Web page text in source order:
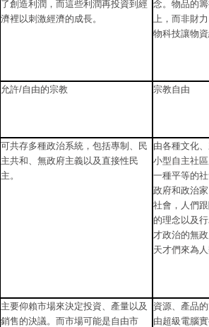
了創造利潤，而這些利潤再投資到經
濟裡以刺激經濟的成長。
念。物品的
上，而非財
物科技讓物
允許/自由的宗教 宗教自由
可共存多種政治系統，包括專制、民
主共和、無政府主義以及直接性民
主。
由各種文化
小型自主社
一種平等的
政府和政治
社會，人們
的理念以及
才政治的無
天才們來為
主要仰賴市場來決定投資、產量以及
銷售的決議。而市場可能是自由市
資源、產品
由超級電腦